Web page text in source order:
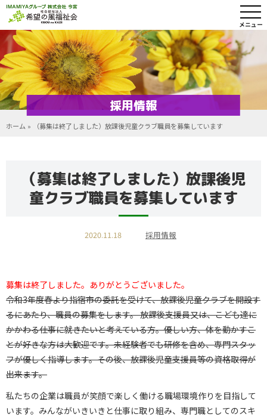
メニュー
採用情報
ホーム » （募集は終了しました）放課後児童クラブ職員を募集しています
（募集は終了しました）放課後児
童クラブ職員を募集しています
2020.11.18 採用情報
募集は終了しました。ありがとうございました。
令和3年度春より指宿市の委託を受けて、放課後児童クラブを開設す
るにあたり、職員の募集をします。 放課後支援員又は、こども達に
かかわる仕事に就きたいと考えている方。優しい方、体を動かすこ
とが好きな方は大歓迎です。未経験者でも研修を含め、専門スタッ
フが優しく指導します。その後、放課後児童支援員等の資格取得が
出来ます。
私たちの企業は職員が笑顔で楽しく働ける職場環境作りを目指して
います。みんながいきいきと仕事に取り組み、専門職としてのスキ